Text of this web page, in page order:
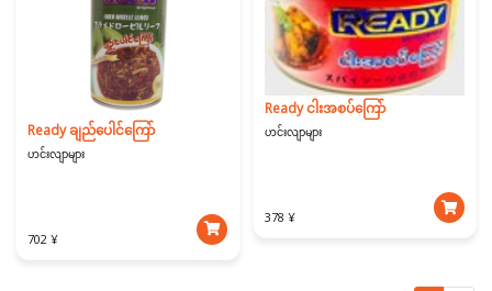
Ready ချည်ပေါင်ကြော်
ဟင်းလျာများ
702 ¥
Ready ငါးအစပ်ကြော်
ဟင်းလျာများ
378 ¥